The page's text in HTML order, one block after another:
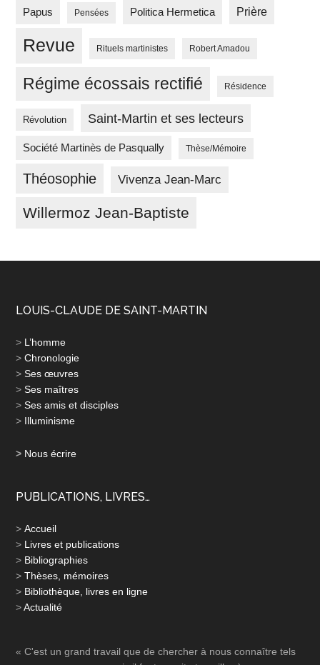
Papus Pensées Politica Hermetica Prière
Revue Rituels martinistes Robert Amadou
Régime écossais rectifié Résidence
Révolution Saint-Martin et ses lecteurs
Société Martinès de Pasqually Thèse/Mémoire
Théosophie Vivenza Jean-Marc
Willermoz Jean-Baptiste
LOUIS-CLAUDE DE SAINT-MARTIN
> L’homme
>Chronologie
>Ses œuvres
>Ses maîtres
>Ses amis et disciples
> Illuminisme
> Nous écrire
PUBLICATIONS, LIVRES…
>Accueil
> Livres et publications
> Bibliographies
>Thèses, mémoires
> Bibliothèque, livres en ligne
>Actualité
« C'est un grand travail que de chercher à nous connaître tels